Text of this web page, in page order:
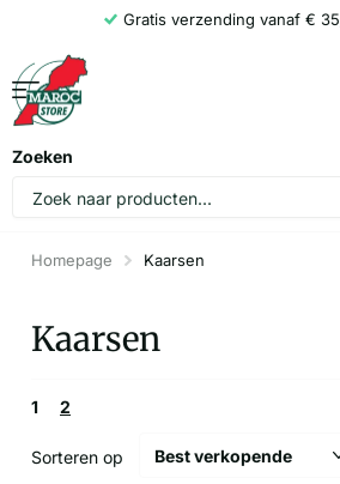
Gratis verzending vanaf € 35
Zoeken
Homepage Kaarsen
Kaarsen
1 2
Sorteren op